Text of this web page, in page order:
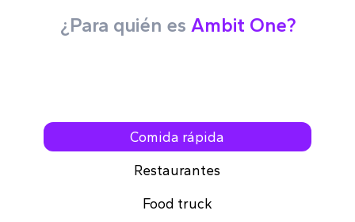
¿Para quién es Ambit One?
Comida rápida
Restaurantes
Food truck